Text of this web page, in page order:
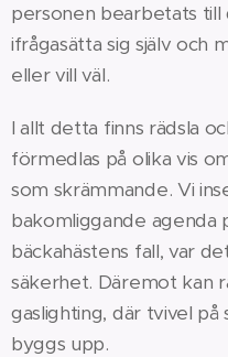
personen bearbetats
ifrågasätta sig själv och
eller vill väl.
I allt detta finns rädsla
förmedlas på olika vis
som skrämmande. Vi
bakomliggande agenda
bäckahästens fall, var
säkerhet. Däremot kan
gaslighting, där tvivel
byggs upp.